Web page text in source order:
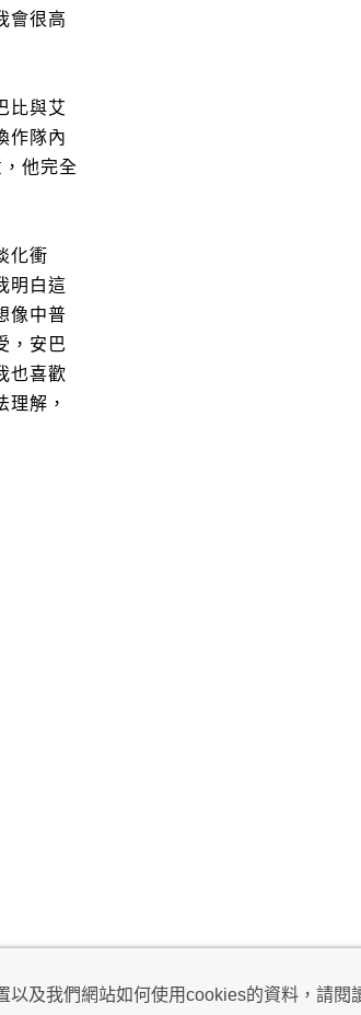
會很高
比與艾
作隊內
他完全
化衝
明白這
像中普
，安巴
也喜歡
理解，
及我們網站如何使用cookies的資料，請閱
© Now TV Limited 2011-2026